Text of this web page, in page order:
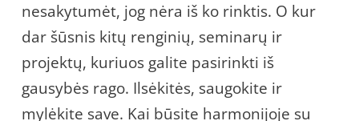
nesakytumėt, jog nėra iš ko rinktis. O kur
dar šūsnis kitų renginių, seminarų ir
projektų, kuriuos galite pasirinkti iš
gausybės rago. Ilsėkitės, saugokite ir
mylėkite save. Kai būsite harmonijoje su